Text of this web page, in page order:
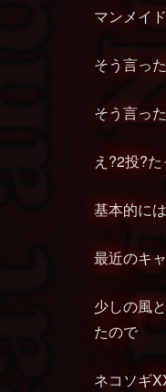
マンメイ
そう言っ
そう言っ
え?2投?
基本的に
最近のキ
少しの風
たので
ネコソギ